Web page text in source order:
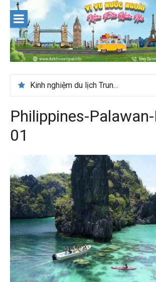
content
Kinh nghiệm du lịch Trung Á lần đầu cho khách Việt
Du lịch Maldives – Lần đầu nên đi đâu, chơi gì?
Philippines-
01